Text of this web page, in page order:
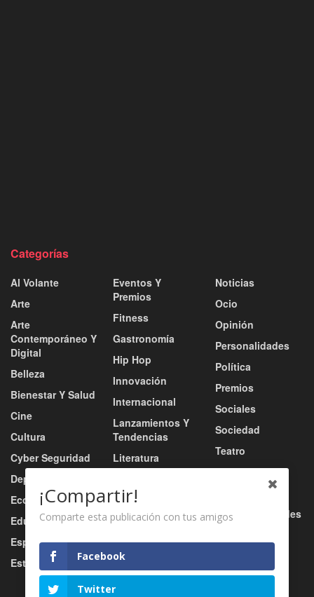
Categorías
Al Volante
Arte
Arte
Contemporáneo Y
Digital
Belleza
Bienestar Y Salud
Cine
Cultura
Cyber Seguridad
Deportes
Economía
Educación
Esports
Estilo De Vida
Eventos Y
Premios
Fitness
Gastronomía
Hip Hop
Innovación
Internacional
Lanzamientos Y
Tendencias
Literatura
Música
Música Urbana
Nacional
Negocio
Noticias
Ocio
Opinión
Personalidades
Política
Premios
Sociales
Sociedad
Teatro
Tecnología
Tv / Radio / Redes
¡Compartir!
Comparte esta publicación con tus amigos
Facebook
Twitter